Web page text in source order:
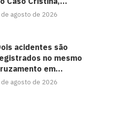
de agosto de 2026
acidentes são
no mesmo
em...
de agosto de 2026